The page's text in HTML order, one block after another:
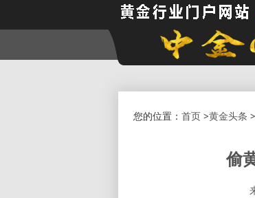
您的位置： 首页>黄金头条 >
偷